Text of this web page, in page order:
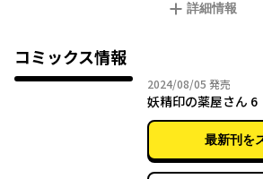
知恵を借りて、ミズキは薬屋を始めることに
妖精たちと始める、異世界スローライフ×ラ
詳細情報
コミックス情報
2024/08/05 2024年08月
発売
妖精印の薬屋さん 6
最新刊を